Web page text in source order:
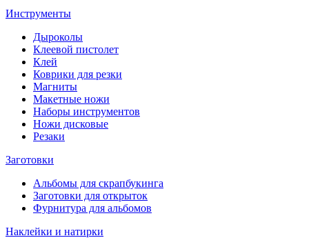
Инструменты
Дыроколы
Клеевой пистолет
Клей
Коврики для резки
Магниты
Макетные ножи
Наборы инструментов
Ножи дисковые
Резаки
Заготовки
Альбомы для скрапбукинга
Заготовки для открыток
Фурнитура для альбомов
Наклейки и натирки